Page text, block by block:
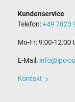
Kundenservice
Telefon:+49 7823
Mo-Fr: 9:00-12:00
E-Mail: info@ipc-
Kontakt